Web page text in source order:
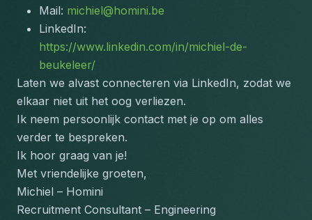
Mail: michiel@homini.be
https://www.linkedin.com/in/michiel-de-
beukeleer/
Laten we alvast connecteren via LinkedIn, zodat we
elkaar niet uit het oog verliezen.
Ik neem persoonlijk contact met je op om alles
verder te bespreken.
Ik hoor graag van je!
Met vriendelijke groeten,
Michiel – Homini
Recruitment Consultant – Engineering